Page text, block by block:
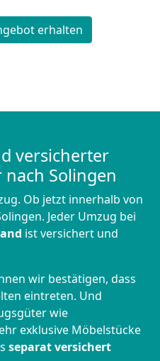
erhalten
versicherter
nach Solingen
Ob jetzt innerhalb von
Jeder Umzug bei
ist versichert und
wir bestätigen, dass
eintreten. Und
wie
exklusive Möbelstücke
separat versichert